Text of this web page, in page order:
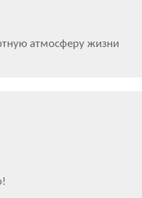
атмосферу жизни